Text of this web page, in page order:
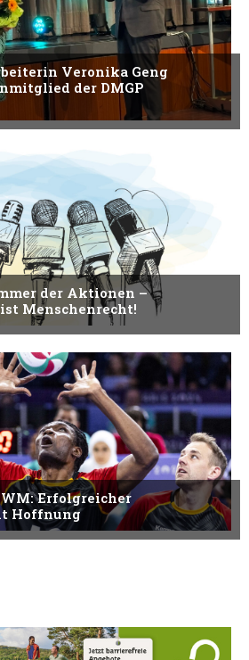
Veronika Geng
der DMGP
der Aktionen –
Menschenrecht!
Erfolgreicher
Hoffnung